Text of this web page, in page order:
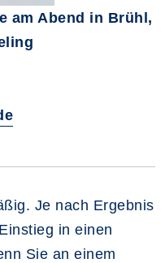
am Abend in Brühl,
Je nach Ergebnis
in einen
Sie an einem